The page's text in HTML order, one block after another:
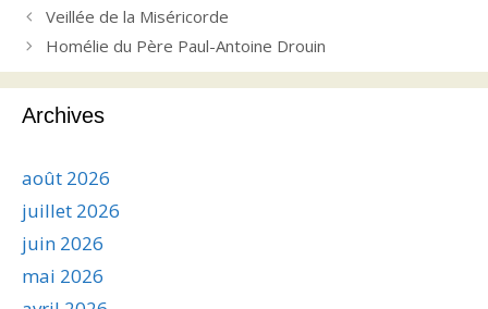
Veillée de la Miséricorde
Homélie du Père Paul-Antoine Drouin
Archives
août 2026
juillet 2026
juin 2026
mai 2026